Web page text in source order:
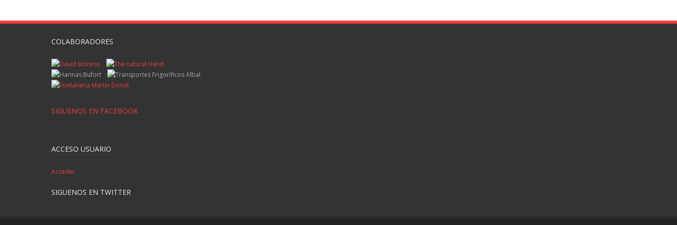
COLABORADORES
SIGUENOS EN FACEBOOK
ACCESO USUARIO
Acceder
SIGUENOS EN TWITTER